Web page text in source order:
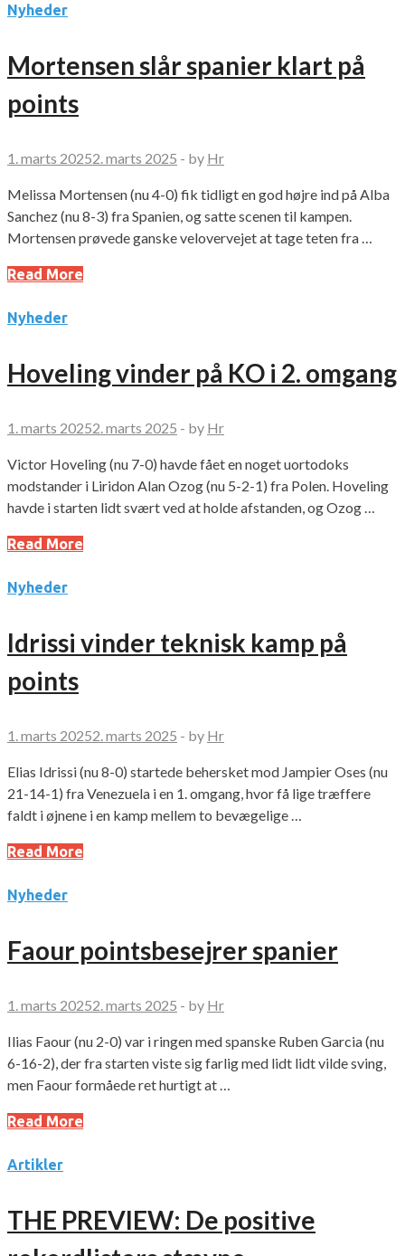
Nyheder
Mortensen slår spanier klart på
points
1. marts 20252. marts 2025 - by Hr
Melissa Mortensen (nu 4-0) fik tidligt en god højre ind på Alba
Sanchez (nu 8-3) fra Spanien, og satte scenen til kampen.
Mortensen prøvede ganske velovervejet at tage teten fra …
Read More
Nyheder
Hoveling vinder på KO i 2. omgang
1. marts 20252. marts 2025 - by Hr
Victor Hoveling (nu 7-0) havde fået en noget uortodoks
modstander i Liridon Alan Ozog (nu 5-2-1) fra Polen. Hoveling
havde i starten lidt svært ved at holde afstanden, og Ozog …
Read More
Nyheder
Idrissi vinder teknisk kamp på
points
1. marts 20252. marts 2025 - by Hr
Elias Idrissi (nu 8-0) startede behersket mod Jampier Oses (nu
21-14-1) fra Venezuela i en 1. omgang, hvor få lige træffere
faldt i øjnene i en kamp mellem to bevægelige …
Read More
Nyheder
Faour pointsbesejrer spanier
1. marts 20252. marts 2025 - by Hr
Ilias Faour (nu 2-0) var i ringen med spanske Ruben Garcia (nu
6-16-2), der fra starten viste sig farlig med lidt lidt vilde sving,
men Faour formåede ret hurtigt at …
Read More
Artikler
THE PREVIEW: De positive